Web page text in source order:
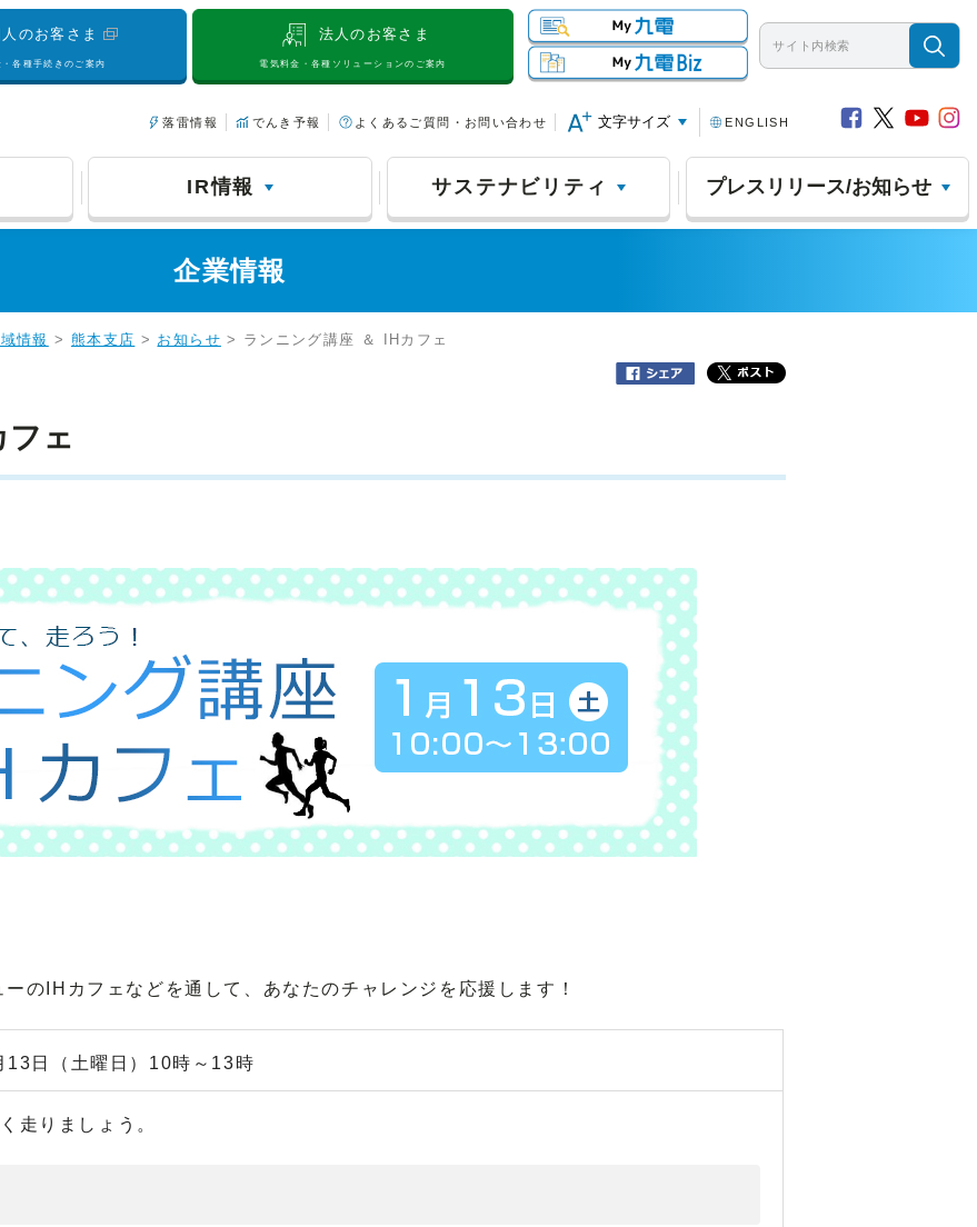
のお客さま
・各種手続きのご案内
法人のお客さま
電気料金・各種ソリューションのご案内
落雷情報 でんき予報 よくあるご質問・お問い合わせ 文字サイズ ENGLISH
IR情報 サステナビリティ プレスリリース/お知らせ
企業情報
情報 > 熊本支店 > お知らせ > ランニング講座 ＆ IHカフェ
フェ
のIHカフェなどを通して、あなたのチャレンジを応援します！
13日（土曜日）10時～13時
走りましょう。